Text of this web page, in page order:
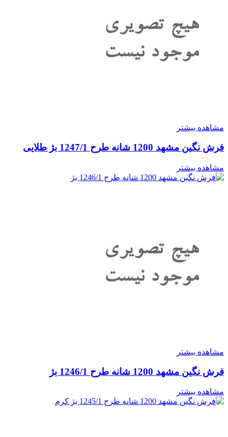
مشاهده بیشتر
فرش نگین مشهد 1200 شانه طرح 1247/1 بژ طلایی
مشاهده بیشتر
مشاهده بیشتر
فرش نگین مشهد 1200 شانه طرح 1246/1 بژ
مشاهده بیشتر